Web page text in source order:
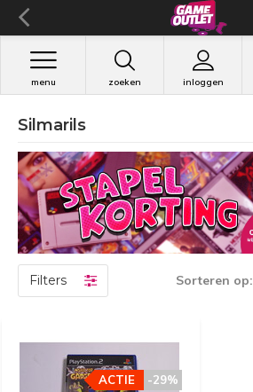
zoeken inloggen
menu
Silmarils
Filters Sorteren op:
-29%
ACTIE